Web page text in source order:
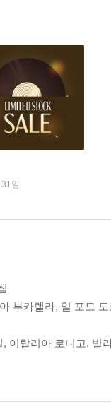
일
부카렐라, 일 포모 도
, 이탈리아 로니고, 빌